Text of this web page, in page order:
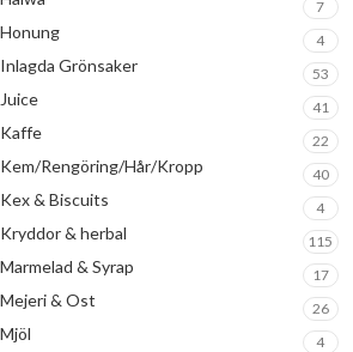
7
Honung 4
Inlagda Grönsaker 53
Juice 41
Kaffe 22
Kem/Rengöring/Hår/Kropp 40
Kex & Biscuits 4
Kryddor & herbal 115
Marmelad & Syrap 17
Mejeri & Ost 26
Mjöl 4